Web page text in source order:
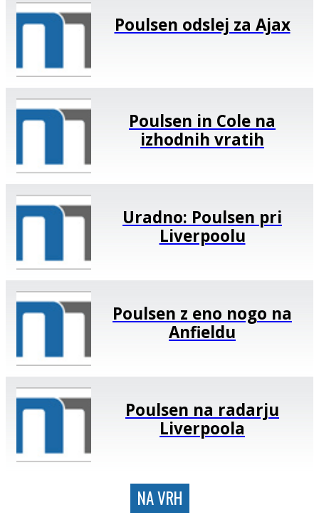
Poulsen odslej za Ajax
Poulsen in Cole na
izhodnih vratih
Uradno: Poulsen pri
Liverpoolu
Poulsen z eno nogo na
Anfieldu
Poulsen na radarju
Liverpoola
NA VRH